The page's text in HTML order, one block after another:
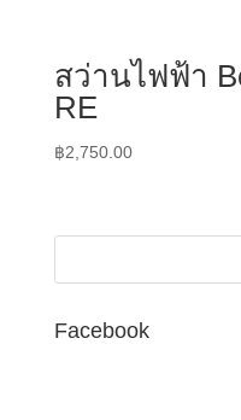
สว่านไฟฟ้า
RE
฿2,750.00
Facebook